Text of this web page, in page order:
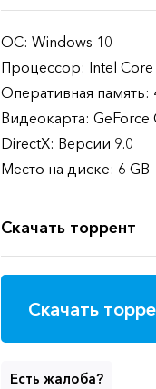
ОС: Windows 10
Процессор: Intel Core
Оперативная память:
Видеокарта: GeForce
DirectX: Версии 9.0
Место на диске: 6 GB
Скачать торрент
Скачать
Есть жалоба?